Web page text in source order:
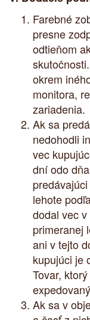
Farebné
presne
odtieňom
okrem
monitora,
zariadenia.
Ak sa
nedohodli
vec
dní odo
lehote
dodal vec
primeranej
ani v tejto
kupujúci je
Tovar,
Ak sa v